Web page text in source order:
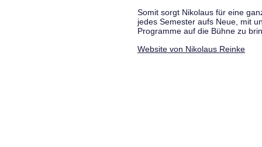
Somit sorgt Nikolaus für eine
jedes Semester aufs Neue, mit
Programme auf die Bühne zu
Website von Nikolaus Reinke